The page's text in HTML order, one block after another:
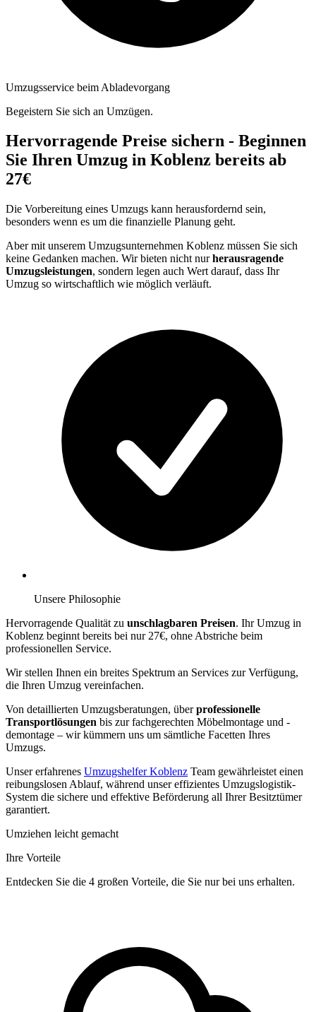
Umzugsservice beim Abladevorgang
Begeistern Sie sich an Umzügen.
Hervorragende Preise sichern - Beginnen
Sie Ihren Umzug in Koblenz bereits ab
27€
Die Vorbereitung eines Umzugs kann herausfordernd sein,
besonders wenn es um die finanzielle Planung geht.
Aber mit unserem Umzugsunternehmen Koblenz müssen Sie sich
keine Gedanken machen. Wir bieten nicht nurherausragende
Umzugsleistungen, sondern legen auch Wert darauf, dass Ihr
Umzug so wirtschaftlich wie möglich verläuft.
Unsere Philosophie
Hervorragende Qualität zu unschlagbaren Preisen. Ihr Umzug in
Koblenz beginnt bereits bei nur 27€, ohne Abstriche beim
professionellen Service.
Wir stellen Ihnen ein breites Spektrum an Services zur Verfügung,
die Ihren Umzug vereinfachen.
Von detaillierten Umzugsberatungen, überprofessionelle
Transportlösungen bis zur fachgerechten Möbelmontage und -
demontage – wir kümmern uns um sämtliche Facetten Ihres
Umzugs.
Unser erfahrenes Umzugshelfer Koblenz Team gewährleistet einen
reibungslosen Ablauf, während unser effizientes Umzugslogistik-
System die sichere und effektive Beförderung all Ihrer Besitztümer
garantiert.
Umziehen leicht gemacht
Ihre Vorteile
Entdecken Sie die 4 großen Vorteile, die Sie nur bei uns erhalten.